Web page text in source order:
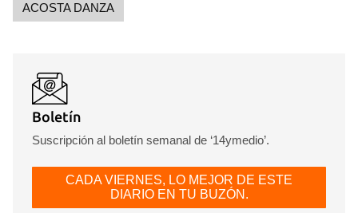
ACOSTA DANZA
Boletín
Suscripción al boletín semanal de ‘14ymedio’.
CADA VIERNES, LO MEJOR DE ESTE
DIARIO EN TU BUZÓN.